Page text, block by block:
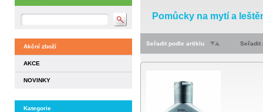
Akční zboží
AKCE
NOVINKY
Kategorie
Pomůcky na mytí a
Seřadit podle artiklu Seřadit